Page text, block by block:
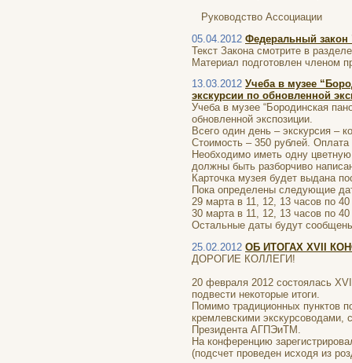
Руководство Ассоциации
05.04.2012 Федеральный закон
Текст Закона смотрите в
Материал подготовлен членом
13.03.2012 Учеба в музее
экскурсии по обновленной
Учеба в музее “Бородинская
обновленной экспозиции.
Всего один день – экскурсия –
Стоимость – 350 рублей. Оплата
Необходимо иметь одну
должны быть разборчиво
Карточка музея будет выдана
Пока определены следующие
29 марта в 11, 12, 13 часов по
30 марта в 11, 12, 13 часов по
Остальные даты будут
25.02.2012 ОБ ИТОГАХ XVII
ДОРОГИЕ КОЛЛЕГИ!
20 февраля 2012 состоялась
подвести некоторые итоги.
Помимо традиционных пунктов
кремлевскими
Президента АГПЭиТМ.
На конференцию
(подсчет проведен исходя из